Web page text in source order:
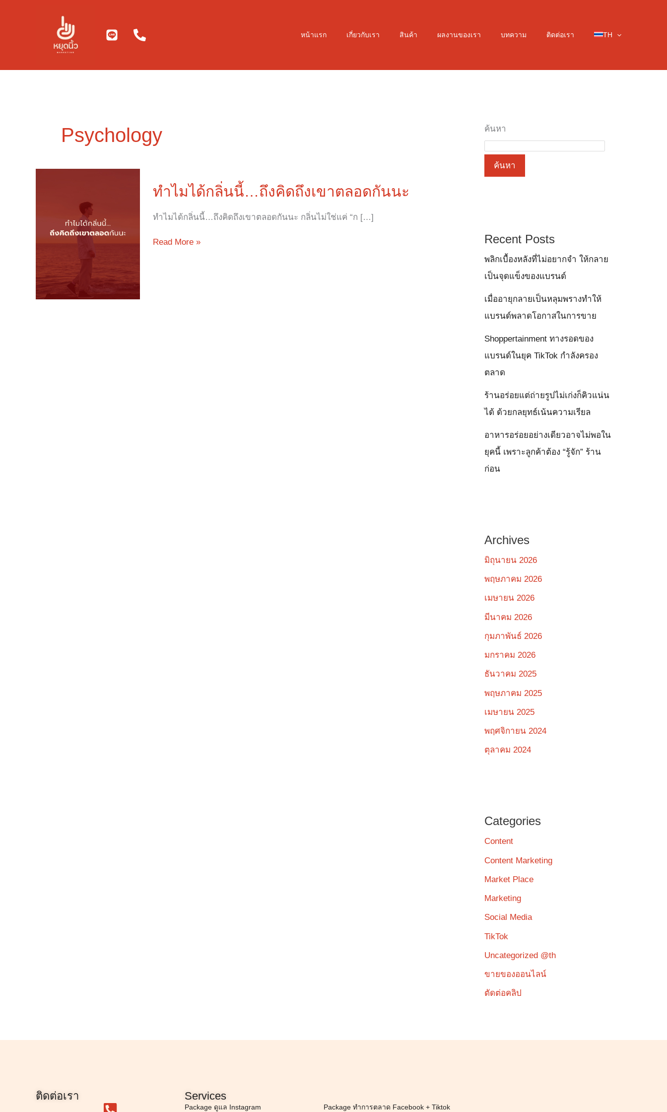
หน้าแรก เกี่ยวกับเรา สินค้า ผลงานของเรา บทความ ติดต่อเรา TH
Psychology
ทำไมได้กลิ่นนี้…ถึงคิดถึงเขาตลอดกันนะ
ทำไมได้กลิ่นนี้…ถึงคิดถึงเขาตลอดกันนะ กลิ่นไม่ใช่แค่ “ก […]
ได้
กลิ่น
นี้…
คิดถึง
Read More »
ค้นหา
ค้นหา
Recent Posts
พลิกเบื้องหลังที่ไม่อยากจำ ให้กลาย
เป็นจุดแข็งของแบรนด์
เมื่ออายุกลายเป็นหลุมพรางทำให้
แบรนด์พลาดโอกาสในการขาย
Shoppertainment ทางรอดของ
แบรนด์ในยุค TikTok กำลังครอง
ตลาด
ร้านอร่อยแต่ถ่ายรูปไม่เก่งก็คิวแน่น
ได้ ด้วยกลยุทธ์เน้นความเรียล
อาหารอร่อยอย่างเดียวอาจไม่พอใน
ยุคนี้ เพราะลูกค้าต้อง “รู้จัก” ร้าน
ก่อน
Archives
มิถุนายน 2026
พฤษภาคม 2026
เมษายน 2026
มีนาคม 2026
กุมภาพันธ์ 2026
มกราคม 2026
ธันวาคม 2025
พฤษภาคม 2025
เมษายน 2025
พฤศจิกายน 2024
ตุลาคม 2024
Categories
Content
Content Marketing
Market Place
Marketing
Social Media
TikTok
Uncategorized @th
ขายของออนไลน์
ตัดต่อคลิป
ติดต่อเรา Services
Package ดูแล Instagram Package ทำการตลาด Facebook + Tiktok